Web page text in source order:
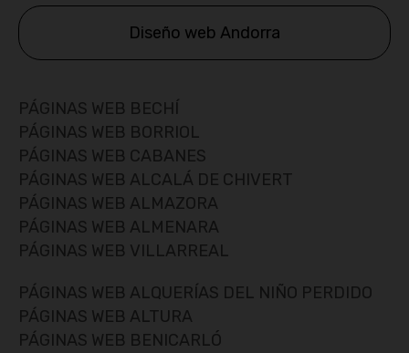
Diseño web Andorra
PÁGINAS WEB BECHÍ
PÁGINAS WEB BORRIOL
PÁGINAS WEB CABANES
PÁGINAS WEB ALCALÁ DE CHIVERT
PÁGINAS WEB ALMAZORA
PÁGINAS WEB ALMENARA
PÁGINAS WEB VILLARREAL
PÁGINAS WEB ALQUERÍAS DEL NIÑO PERDIDO
PÁGINAS WEB ALTURA
PÁGINAS WEB BENICARLÓ